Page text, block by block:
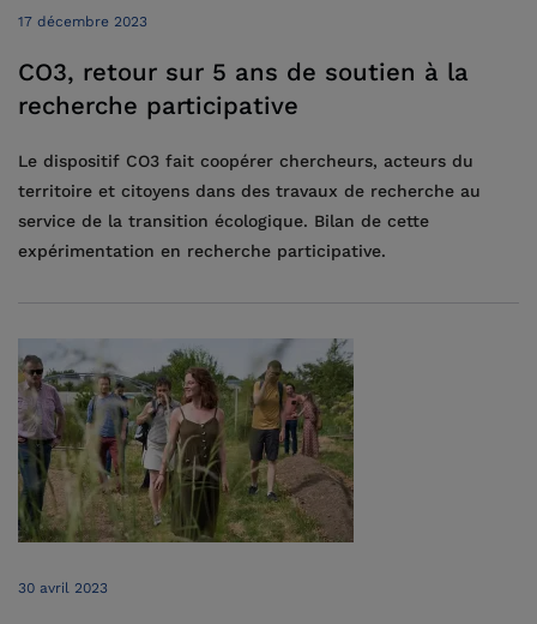
17 décembre 2023
CO3, retour sur 5 ans de soutien à la
recherche participative
Le dispositif CO3 fait coopérer chercheurs, acteurs du
territoire et citoyens dans des travaux de recherche au
service de la transition écologique. Bilan de cette
expérimentation en recherche participative.
30 avril 2023